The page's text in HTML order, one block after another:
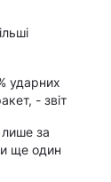
ударних
- звіт
за
ще один